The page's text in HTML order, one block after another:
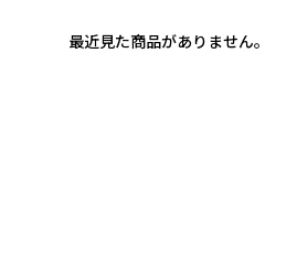
最近見た商品がありません。